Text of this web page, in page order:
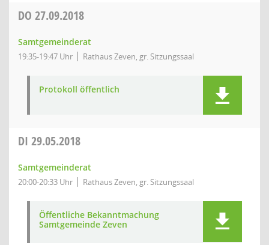
DO 27.09.2018
Samtgemeinderat
19:35-19:47 Uhr Rathaus Zeven, gr. Sitzungssaal
Protokoll öffentlich
DI 29.05.2018
Samtgemeinderat
20:00-20:33 Uhr Rathaus Zeven, gr. Sitzungssaal
Öffentliche Bekanntmachung
Samtgemeinde Zeven